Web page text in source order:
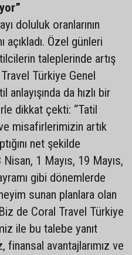
doluluk oranlarının
açıkladı. Özel günleri
taleplerinde artış
Türkiye Genel
da hızlı bir
dikkat çekti: “Tatil
ve misafirlerimizin artık
net şekilde
1 Mayıs, 19 Mayıs,
gibi dönemlerde
sunan planlara olan
de Coral Travel Türkiye
ile bu talebe yanıt
finansal avantajlarımız ve